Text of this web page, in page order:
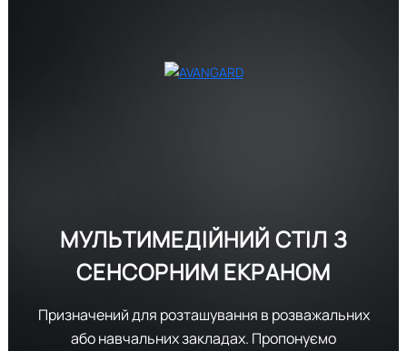
МУЛЬТИМЕДІЙНИЙ СТІЛ З
СЕНСОРНИМ ЕКРАНОМ
Призначений для розташування в розважальних
або навчальних закладах. Пропонуємо